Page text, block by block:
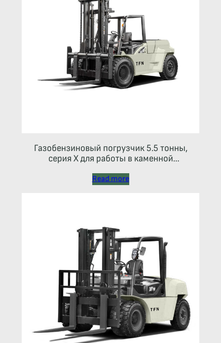
Газобензиновый погрузчик 5.5 тонны,
серия X для работы в каменной
Read more